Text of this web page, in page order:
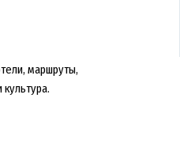
маршруты,